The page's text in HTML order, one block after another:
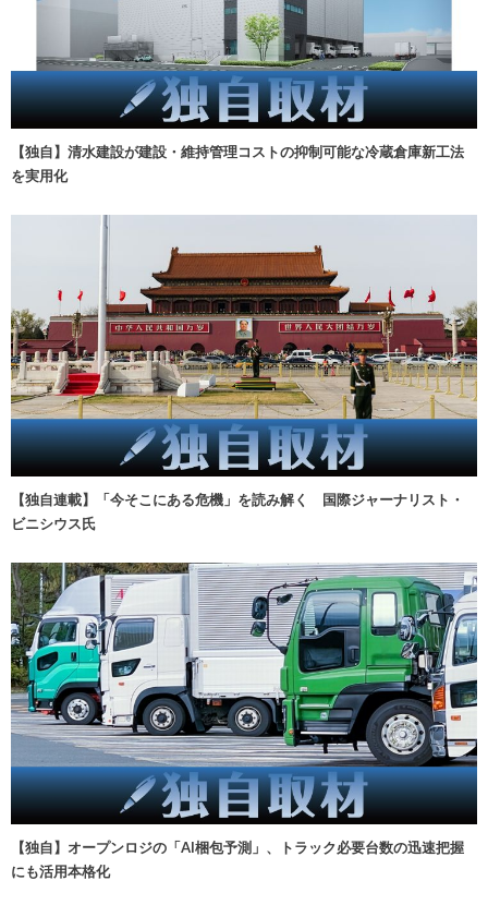
【独自】清水建設が建設・維持管理コストの抑制可能な冷蔵倉庫新工法
を実用化
【独自連載】「今そこにある危機」を読み解く 国際ジャーナリスト・
ビニシウス氏
【独自】オープンロジの「AI梱包予測」、トラック必要台数の迅速把握
にも活用本格化